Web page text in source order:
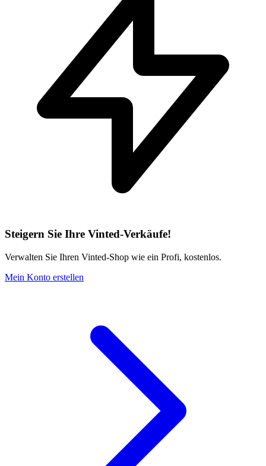
Steigern Sie Ihre Vinted-Verkäufe!
Verwalten Sie Ihren Vinted-Shop wie ein Profi, kostenlos.
Mein Konto erstellen